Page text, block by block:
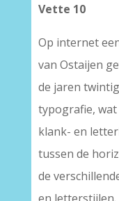
Vette 10
Op internet
van Ostaijen
de jaren
typografie,
klank- en
tussen de
de